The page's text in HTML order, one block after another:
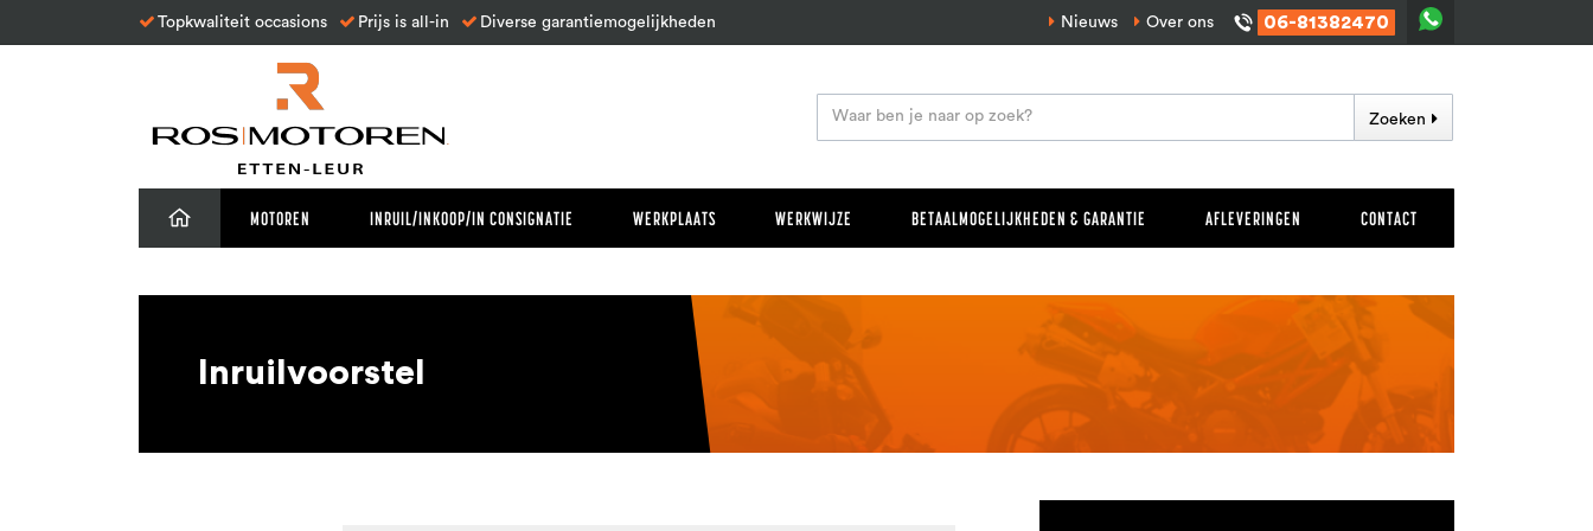
Topkwaliteit occasions Prijs is all-in Diverse garantiemogelijkheden Nieuws Over ons 06-81382470
Zoeken
MOTOREN INRUIL/INKOOP/IN CONSIGNATIE WERKPLAATS WERKWIJZE BETAALMOGELIJKHEDEN & GARANTIE AFLEVERINGEN CONTACT
Inruilvoorstel